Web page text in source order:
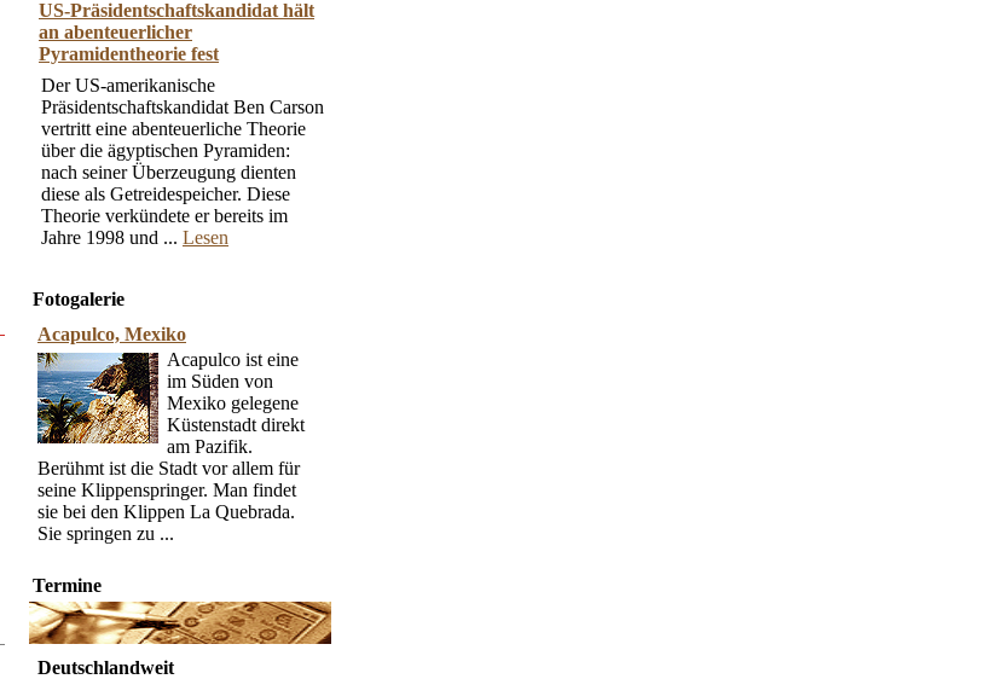
US-Präsidentschaftskandidat hält
an abenteuerlicher
Pyramidentheorie fest
Der US-amerikanische
Präsidentschaftskandidat Ben Carson
vertritt eine abenteuerliche Theorie
über die ägyptischen Pyramiden:
nach seiner Überzeugung dienten
diese als Getreidespeicher. Diese
Theorie verkündete er bereits im
Jahre 1998 und ... Lesen
Fotogalerie
Acapulco, Mexiko
Acapulco ist eine
im Süden von
Mexiko gelegene
Küstenstadt direkt
am Pazifik.
Berühmt ist die Stadt vor allem für
seine Klippenspringer. Man findet
sie bei den Klippen La Quebrada.
Sie springen zu ...
Termine
Deutschlandweit